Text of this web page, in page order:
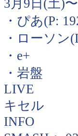
3月9日(土)
・ぴあ(P:
・ローソン
・e+
・岩盤
LIVE
キセル
INFO